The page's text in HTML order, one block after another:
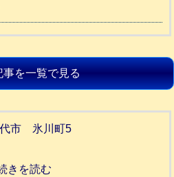
事を一覧で見る
代市 氷川町5
きを読む